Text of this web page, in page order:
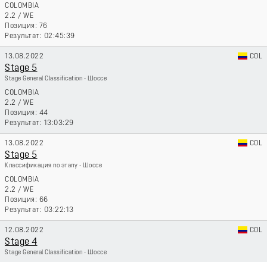
COLOMBIA
2.2 / WE
76
02:45:39
13.08.2022 COL
Stage 5
Stage General Classification - Шоссе
COLOMBIA
2.2 / WE
44
13:03:29
13.08.2022 COL
Stage 5
Классификация по этапу - Шоссе
COLOMBIA
2.2 / WE
66
03:22:13
12.08.2022 COL
Stage 4
Stage General Classification - Шоссе